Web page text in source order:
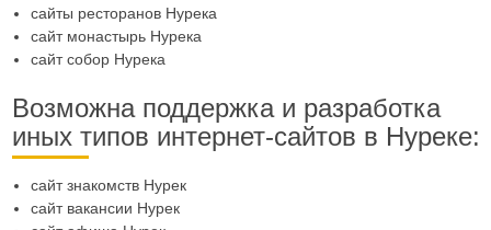
сайты ресторанов Нурека
сайт монастырь Нурека
сайт собор Нурека
Возможна поддержка и разработка
иных типов интернет-сайтов в Нуреке:
сайт знакомств Нурек
сайт вакансии Нурек